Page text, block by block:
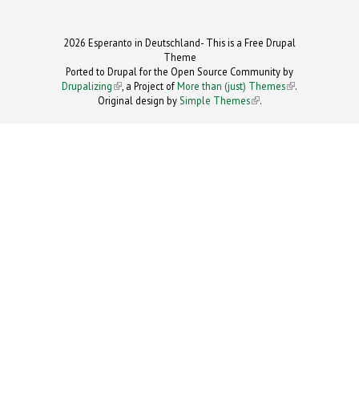
2026 Esperanto in Deutschland- This is a Free Drupal
Theme
Ported to Drupal for the Open Source Community by
Drupalizing(link is external)
, a Project ofMore than (just) Themes (link is
.
Original design bySimple Themes
(link is
.